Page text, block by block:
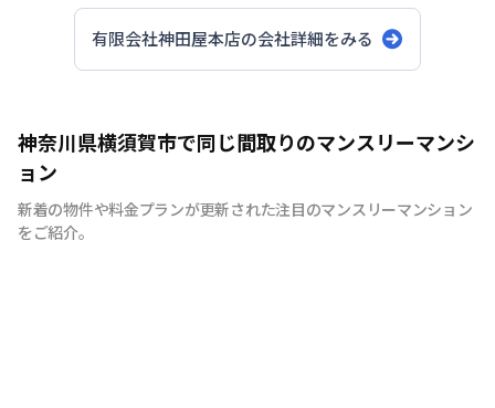
有限会社神田屋本店の会社詳細をみる
神奈川県横須賀市で同じ間取りのマンスリーマンシ
ョン
新着の物件や料金プランが更新された注目のマンスリーマンション
をご紹介。